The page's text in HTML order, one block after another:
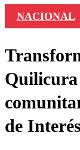
NACIONAL
Quilicura
de